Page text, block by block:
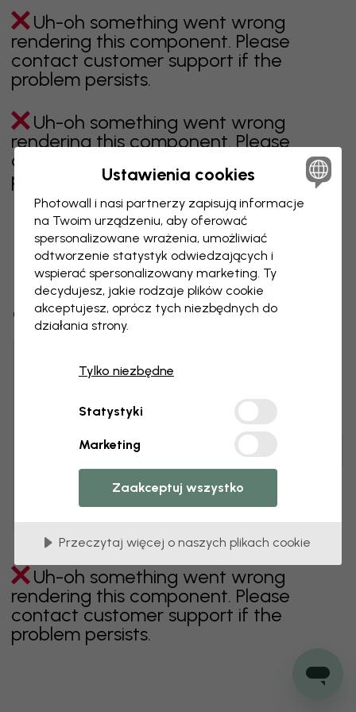
Uh-oh something went wrong
rendering this component. Please
contact customer support if the
problem persists.
Uh-oh something went wrong
rendering this component. Please
contact customer support if the
problem persists.
Wyświetlanie 1 z 1 liczby stron
Odkryj więcej kategorii
fioletowy turkus biel
Łazienka Sypialnia Jadalnia Przedpokój
Pokój dziecięcy Kuchnia Pokój dzienny
Uh-oh something went wrong
rendering this component. Please
contact customer support if the
problem persists.
Ustawienia cookies
Photowall i nasi partnerzy zapisują informacje
na Twoim urządzeniu, aby oferować
spersonalizowane wrażenia, umożliwiać
odtworzenie statystyk odwiedzających i
wspierać spersonalizowany marketing. Ty
decydujesz, jakie rodzaje plików cookie
akceptujesz, oprócz tych niezbędnych do
działania strony.
Tylko niezbędne
Statystyki
Marketing
Zaakceptuj wszystko
Przeczytaj więcej o naszych plikach cookie